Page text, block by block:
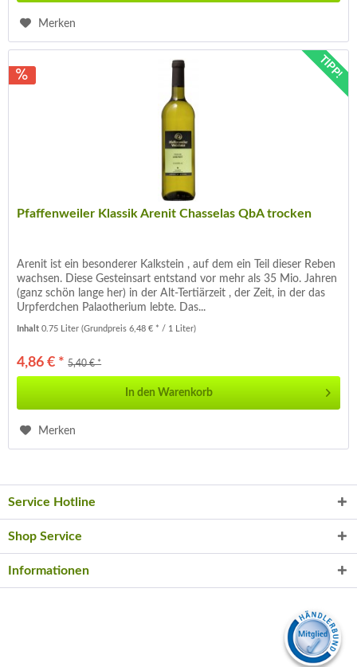
Merken
TIPP!
Pfaffenweiler Klassik Arenit Chasselas QbA trocken
Arenit ist ein besonderer Kalkstein , auf dem ein Teil dieser Reben
wachsen. Diese Gesteinsart entstand vor mehr als 35 Mio. Jahren
(ganz schön lange her) in der Alt-Tertiärzeit , der Zeit, in der das
Urpferdchen Palaotherium lebte. Das...
Inhalt0.75 Liter(Grundpreis 6,48 € * / 1 Liter)
4,86 € * 5,40 € *
In den Warenkorb
Merken
Service Hotline
Shop Service
Informationen